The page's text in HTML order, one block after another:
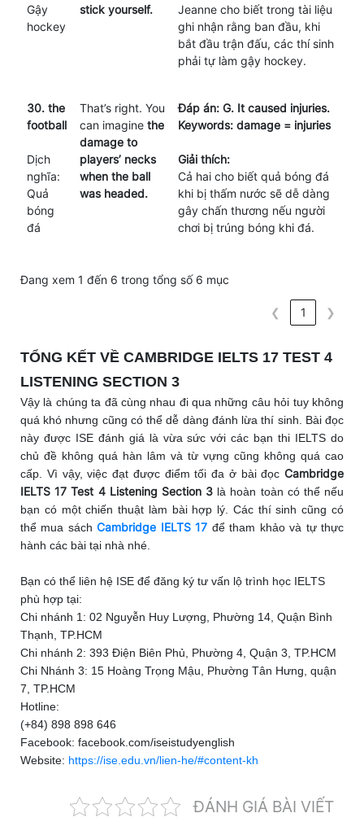
Gậy
hockey
stick yourself.
Jeanne cho biết trong tài liệu
ghi nhận rằng ban đầu, khi
bắt đầu trận đấu, các thí sinh
phải tự làm gậy hockey.
30. the
football
Dịch
nghĩa:
Quả
bóng
đá
That’s right. You
can imagine the
damage to
players’ necks
when the ball
was headed.
Đáp án: G. It caused injuries.
Keywords: damage = injuries
Giải thích:
Cả hai cho biết quả bóng đá
khi bị thấm nước sẽ dễ dàng
gây chấn thương nếu người
chơi bị trúng bóng khi đá.
Đang xem 1 đến 6 trong tổng số 6 mục
❮ 1 ❯
TỔNG KẾT VỀ CAMBRIDGE IELTS 17 TEST 4
LISTENING SECTION 3
Vậy là chúng ta đã cùng nhau đi qua những câu hỏi tuy không
quá khó nhưng cũng có thể dễ dàng đánh lừa thí sinh. Bài đọc
này được ISE đánh giá là vừa sức với các bạn thi IELTS do
chủ đề không quá hàn lâm và từ vựng cũng không quá cao
cấp. Vì vậy, việc đạt được điểm tối đa ở bài đọc Cambridge
IELTS 17 Test 4 Listening Section 3 là hoàn toàn có thể nếu
bạn có một chiến thuật làm bài hợp lý. Các thí sinh cũng có
thể mua sáchCambridge IELTS 17 để tham khảo và tự thực
hành các bài tại nhà nhé.
Bạn có thể liên hệ ISE để đăng ký tư vấn lộ trình học IELTS
phù hợp tại:
Chi nhánh 1: 02 Nguyễn Huy Lượng, Phường 14, Quận Bình
Thạnh, TP.HCM
Chi nhánh 2: 393 Điện Biên Phủ, Phường 4, Quận 3, TP.HCM
Chi Nhánh 3: 15 Hoàng Trọng Mậu, Phường Tân Hưng, quận
7, TP.HCM
Hotline:
(+84) 898 898 646
Facebook: facebook.com/iseistudyenglish
Website: https://ise.edu.vn/lien-he/#content-kh
ĐÁNH GIÁ BÀI VIẾT